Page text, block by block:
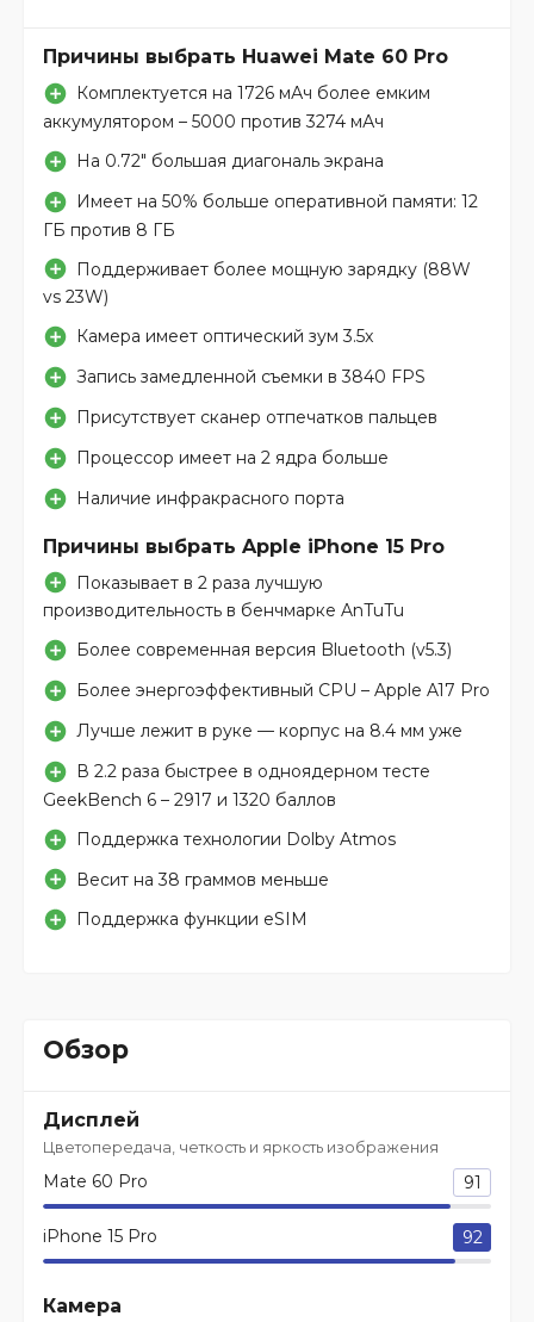
Причины выбрать Huawei Mate 60 Pro
Комплектуется на 1726 мАч более емким
аккумулятором – 5000 против 3274 мАч
На 0.72″ большая диагональ экрана
Имеет на 50% больше оперативной памяти: 12
ГБ против 8 ГБ
Поддерживает более мощную зарядку (88W
vs 23W)
Камера имеет оптический зум 3.5x
Запись замедленной съемки в 3840 FPS
Присутствует сканер отпечатков пальцев
Процессор имеет на 2 ядра больше
Наличие инфракрасного порта
Причины выбрать Apple iPhone 15 Pro
Показывает в 2 раза лучшую
производительность в бенчмарке AnTuTu
Более современная версия Bluetooth (v5.3)
Более энергоэффективный CPU – Apple A17 Pro
Лучше лежит в руке — корпус на 8.4 мм уже
В 2.2 раза быстрее в одноядерном тесте
GeekBench 6 – 2917 и 1320 баллов
Поддержка технологии Dolby Atmos
Весит на 38 граммов меньше
Поддержка функции eSIM
Обзор
Дисплей
Цветопередача, четкость и яркость изображения
Mate 60 Pro 91
iPhone 15 Pro 92
Камера